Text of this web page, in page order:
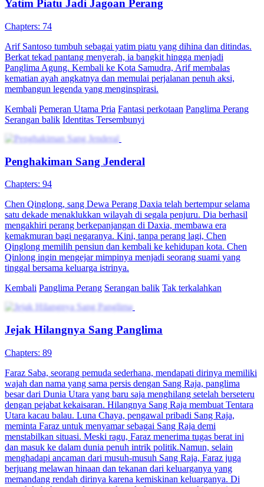
Yatim Piatu Jadi Jagoan Perang
Chapters: 74
Arif Santoso tumbuh sebagai yatim piatu yang dihina dan ditindas.
Berkat tekad pantang menyerah, ia bangkit hingga menjadi
Panglima Agung. Kembali ke Kota Samudra, Arif membalas
kematian ayah angkatnya dan memulai perjalanan penuh aksi,
membangun legenda yang menginspirasi.
Kembali Pemeran Utama Pria Fantasi perkotaan Panglima Perang
Serangan balik Identitas Tersembunyi
Penghakiman Sang Jenderal
Chapters: 94
Chen Qinglong, sang Dewa Perang Daxia telah bertempur selama
satu dekade menaklukkan wilayah di segala penjuru. Dia berhasil
mengakhiri perang berkepanjangan di Daxia, membawa era
kemakmuran bagi negaranya. Kini, tanpa perang lagi, Chen
Qinglong memilih pensiun dan kembali ke kehidupan kota. Chen
Qinlong ingin mengejar mimpinya menjadi seorang suami yang
tinggal bersama keluarga istrinya.
Kembali Panglima Perang Serangan balik Tak terkalahkan
Jejak Hilangnya Sang Panglima
Chapters: 89
Faraz Saba, seorang pemuda sederhana, mendapati dirinya memiliki
wajah dan nama yang sama persis dengan Sang Raja, panglima
besar dari Dunia Utara yang baru saja menghilang setelah berseteru
dengan pejabat kekaisaran. Hilangnya Sang Raja membuat Tentara
Utara kacau balau. Luna Chaya, pengawal pribadi Sang Raja,
meminta Faraz untuk menyamar sebagai Sang Raja demi
menstabilkan situasi. Meski ragu, Faraz menerima tugas berat ini
dan masuk ke dalam dunia penuh intrik politik.Namun, selain
menghadapi ancaman dari musuh-musuh Sang Raja, Faraz juga
berjuang melawan hinaan dan tekanan dari keluarganya yang
memandang rendah dirinya karena kemiskinan keluarganya. Di